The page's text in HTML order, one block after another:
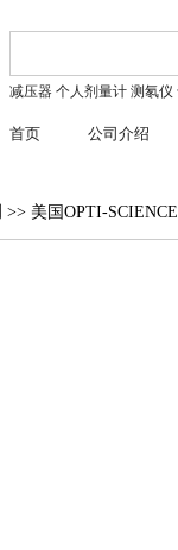
减压器 个人剂量计 测氡仪
首页 公司介绍
>> 美国OPTI-